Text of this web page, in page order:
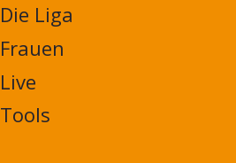
Die Liga
Frauen
Live
Tools